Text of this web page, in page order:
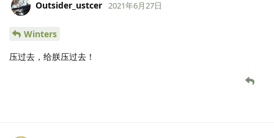
Outsider_ustcer 2021年6月27日
Winters
压过去，给朕压过去！